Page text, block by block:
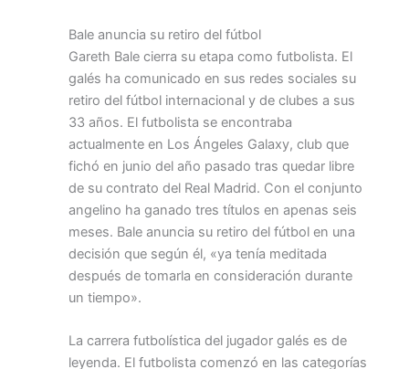
Bale anuncia su retiro del fútbol
Gareth Bale cierra su etapa como futbolista. El
galés ha comunicado en sus redes sociales su
retiro del fútbol internacional y de clubes a sus
33 años. El futbolista se encontraba
actualmente en Los Ángeles Galaxy, club que
fichó en junio del año pasado tras quedar libre
de su contrato del Real Madrid. Con el conjunto
angelino ha ganado tres títulos en apenas seis
meses. Bale anuncia su retiro del fútbol en una
decisión que según él, «ya tenía meditada
después de tomarla en consideración durante
un tiempo».
La carrera futbolística del jugador galés es de
leyenda. El futbolista comenzó en las categorías